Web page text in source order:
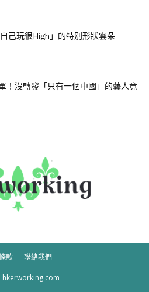
己玩很High」的特別形狀雲朵
！沒轉發「只有一個中國」的藝人竟
款 聯絡我們
hkerworking.com